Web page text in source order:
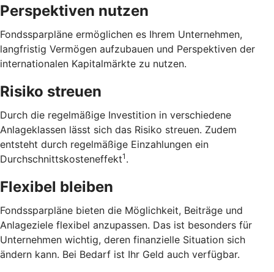
Perspektiven nutzen
Fondssparpläne ermöglichen es Ihrem Unternehmen,
langfristig Vermögen aufzubauen und Perspektiven der
internationalen Kapitalmärkte zu nutzen.
Risiko streuen
Durch die regelmäßige Investition in verschiedene
Anlageklassen lässt sich das Risiko streuen. Zudem
entsteht durch regelmäßige Einzahlungen ein
Durchschnittskosteneffekt1 .
Flexibel bleiben
Fondssparpläne bieten die Möglichkeit, Beiträge und
Anlageziele flexibel anzupassen. Das ist besonders für
Unternehmen wichtig, deren finanzielle Situation sich
ändern kann. Bei Bedarf ist Ihr Geld auch verfügbar.